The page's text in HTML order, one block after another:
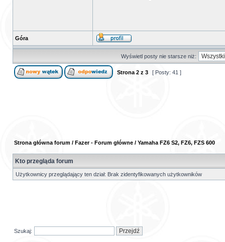
Góra
Wyświetl posty nie starsze niż:
Strona 2 z 3 [ Posty: 41 ]
Strona główna forum / Fazer - Forum główne / Yamaha FZ6 S2, FZ6, FZS 600
Kto przegląda forum
Użytkownicy przeglądający ten dział: Brak zidentyfikowanych użytkowników
Szukaj: